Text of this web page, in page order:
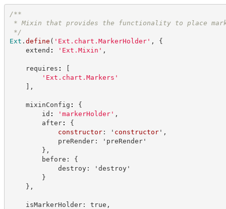
/**
* Mixin that provides the functionality to place
*/
Ext . define ( ' Ext.chart.MarkerHolder' ,
{
extend : ' Ext.Mixin ' ,
requires :
[
' Ext.chart.Markers '
] ,
mixinConfig :
{
id : ' markerHolder' ,
after:
{
constructor: ' constructor',
preRender: 'preRender'
},
before: {
destroy: 'destroy'
}
},
isMarkerHolder: true,